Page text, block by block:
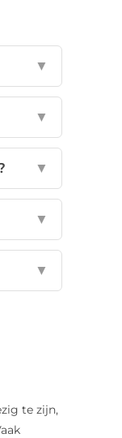
▼
▼
▼
▼
▼
te zijn,